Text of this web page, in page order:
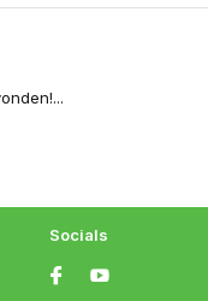
Socials